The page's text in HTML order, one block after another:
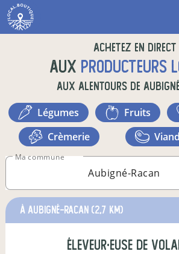
Achetez en direct
auxproducteurs
aux alentours de
légumes fruits
crèmerie
Ma commune
à Aubigné-Racan (2,7 km)
éleveur·euse de